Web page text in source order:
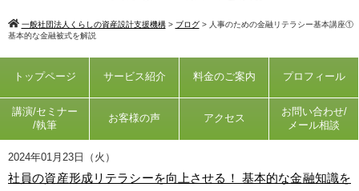
一般社団法人くらしの資産設計支援機構> ブログ> 人事のための金融リテラシー基本講座①
基本的な金融被式を解説
トップページ サービス紹介 料金のご案内 プロフィール
講演/セミナー
/執筆
お客様の声 アクセス
お問い合わせ/
メール相談
2024年01月23日（火）
社員の資産形成リテラシーを向上させる！ 基本的な金融知識を